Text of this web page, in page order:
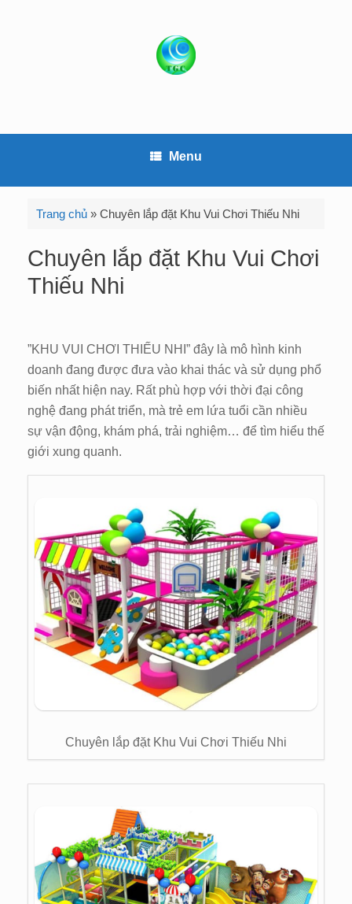
Menu
Trang chủ »Chuyên lắp đặt Khu Vui Chơi Thiếu Nhi
Chuyên lắp đặt Khu Vui Chơi
Thiếu Nhi
”KHU VUI CHƠI THIẾU NHI” đây là mô hình kinh
doanh đang được đưa vào khai thác và sử dụng phổ
biến nhất hiện nay. Rất phù hợp với thời đại công
nghệ đang phát triển, mà trẻ em lứa tuổi cần nhiều
sự vận động, khám phá, trải nghiệm… để tìm hiểu thế
giới xung quanh.
Chuyên lắp đặt Khu Vui Chơi Thiếu Nhi